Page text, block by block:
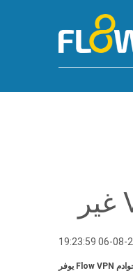
أرمينيا VPN غير